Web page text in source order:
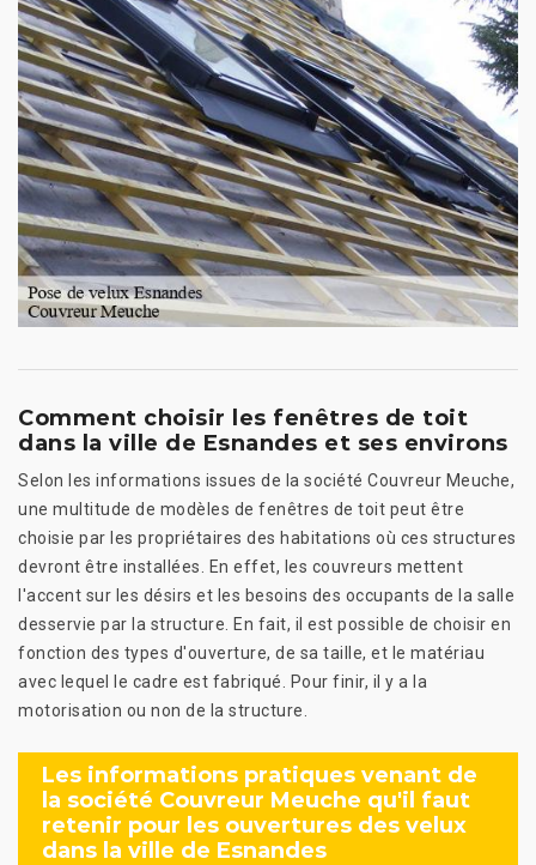
Comment choisir les fenêtres de toit
dans la ville de Esnandes et ses environs
Selon les informations issues de la société Couvreur Meuche,
une multitude de modèles de fenêtres de toit peut être
choisie par les propriétaires des habitations où ces structures
devront être installées. En effet, les couvreurs mettent
l'accent sur les désirs et les besoins des occupants de la salle
desservie par la structure. En fait, il est possible de choisir en
fonction des types d'ouverture, de sa taille, et le matériau
avec lequel le cadre est fabriqué. Pour finir, il y a la
motorisation ou non de la structure.
Les informations pratiques venant de
la société Couvreur Meuche qu'il faut
retenir pour les ouvertures des velux
dans la ville de Esnandes